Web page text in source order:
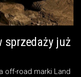
sprzedaży już
off-road marki Land